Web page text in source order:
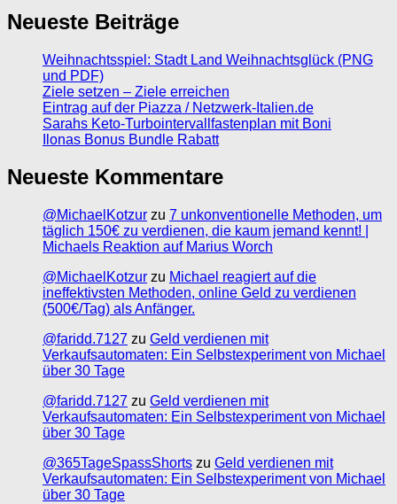
Neueste Beiträge
Weihnachtsspiel: Stadt Land Weihnachtsglück (PNG
und PDF)
Ziele setzen – Ziele erreichen
Eintrag auf der Piazza / Netzwerk-Italien.de
Sarahs Keto-Turbointervallfastenplan mit Boni
Ilonas Bonus Bundle Rabatt
Neueste Kommentare
@MichaelKotzur zu 7 unkonventionelle Methoden, um
täglich 150€ zu verdienen, die kaum jemand kennt! |
Michaels Reaktion auf Marius Worch
@MichaelKotzur zu Michael reagiert auf die
ineffektivsten Methoden, online Geld zu verdienen
(500€/Tag) als Anfänger.
@faridd.7127 zu Geld verdienen mit
Verkaufsautomaten: Ein Selbstexperiment von Michael
über 30 Tage
@faridd.7127 zu Geld verdienen mit
Verkaufsautomaten: Ein Selbstexperiment von Michael
über 30 Tage
@365TageSpassShorts zu Geld verdienen mit
Verkaufsautomaten: Ein Selbstexperiment von Michael
über 30 Tage